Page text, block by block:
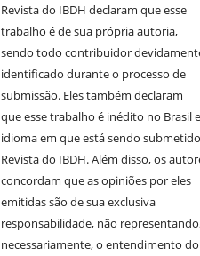
Revista do IBDH declaram que esse
trabalho é de sua própria autoria,
sendo todo contribuidor
identificado durante o processo de
submissão. Eles também declaram
que esse trabalho é inédito no Brasil
idioma em que está sendo
Revista do IBDH. Além disso, os
concordam que as opiniões por eles
emitidas são de sua exclusiva
responsabilidade, não
necessariamente, o entendimento do